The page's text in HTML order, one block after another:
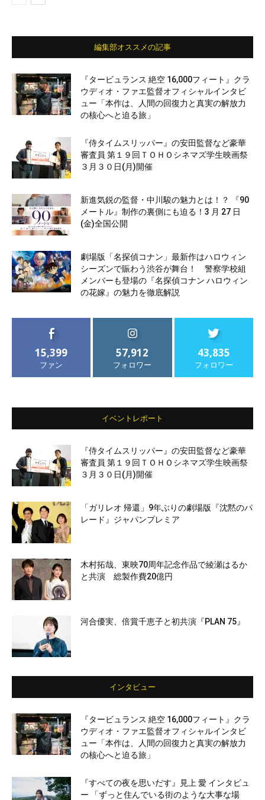
編集部オススメの記事
『タービュランス 絶空 16,000フィート』クラ
ウディオ・ファエ監督オフィシャルインタビ
ュー「本作は、人間の回復力と真実の解放力
の核心へと迫る旅」
『侍タイムスリッパー』の安田監督など豪華
審査員 第１９回ＴＯＨＯシネマズ学生映画祭
３月３０日(月)開催
新進気鋭の監督・中川駿の魅力とは！？ 『90
メートル』制作の裏側にも迫る！3 月 27 日
(金)全国公開
劇場版「名探偵コナン」最新作はハロウィン
シーズンで賑わう渋谷が舞台！ 警察学校組
メンバーも登場の『名探偵コナン ハロウィン
の花嫁』の魅力を徹底解説
15,399
ファン
57,912
フォロワー
43,835
フォロワー
イベントレポート
『侍タイムスリッパー』の安田監督など豪華
審査員 第１９回ＴＯＨＯシネマズ学生映画祭
３月３０日(月)開催
「ガリレオ 帰還」9年ぶりの劇場版『沈黙のパ
レード』ジャパンプレミア
木村拓哉、東映70周年記念作品で綾瀬はるか
と共演 総製作費20億円
河合優実、倍賞千恵子と初共演『PLAN 75』
インタビュー
『タービュランス 絶空 16,000フィート』クラ
ウディオ・ファエ監督オフィシャルインタビ
ュー「本作は、人間の回復力と真実の解放力
の核心へと迫る旅」
『すべての夜を思いだす』見上 愛 インタビュ
ー 「ずっと住んでいる街のような大事な場